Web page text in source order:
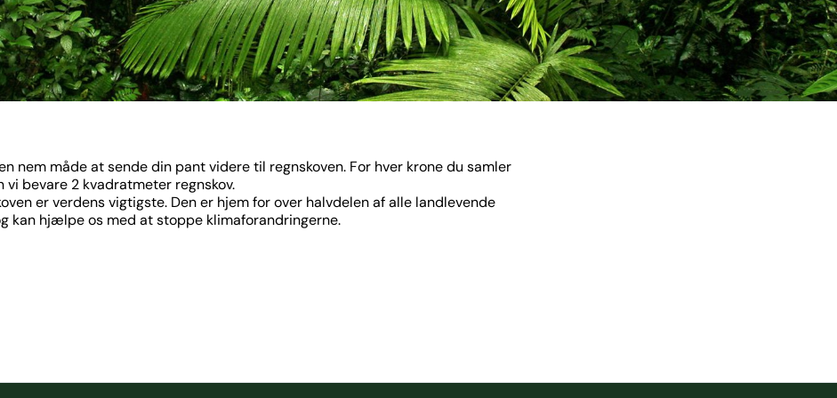
nem måde at sende din pant videre til regnskoven. For hver krone du samler
vi bevare 2 kvadratmeter regnskov.
er verdens vigtigste. Den er hjem for over halvdelen af alle landlevende
kan hjælpe os med at stoppe klimaforandringerne.